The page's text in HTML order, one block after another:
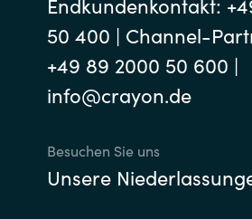
50 400 | Channel-
+49 89 2000 50 600 |
info@crayon.de
Besuchen Sie uns
Unsere